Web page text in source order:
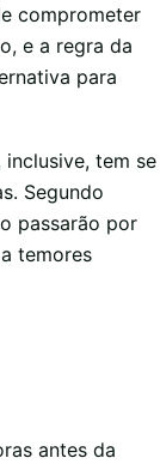
comprometer
e a regra da
para
tem se
Segundo
passarão por
temores
antes da